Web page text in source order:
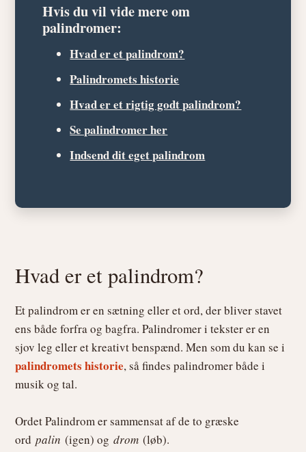
Hvis du vil vide mere om
palindromer:
Hvad er et palindrom?
Palindromets historie
Hvad er et rigtig godt palindrom?
Se palindromer her
Indsend dit eget palindrom
Hvad er et palindrom?
Et palindrom er en sætning eller et ord, der bliver stavet
ens både forfra og bagfra. Palindromer i tekster er en
sjov leg eller et kreativt benspænd. Men som du kan se i
palindromets historie, så findes palindromer både i
musik og tal.
Ordet Palindrom er sammensat af de to græske
ordpalin (igen) ogdrom (løb).